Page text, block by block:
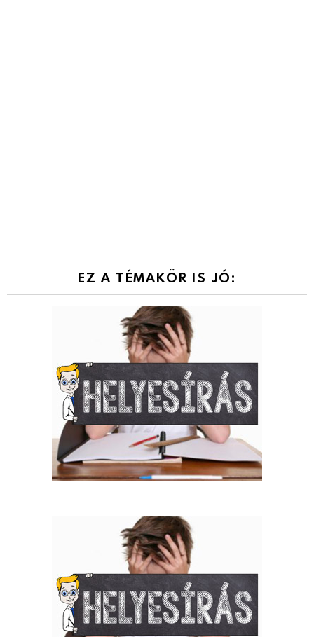
EZ A TÉMAKÖR IS JÓ: